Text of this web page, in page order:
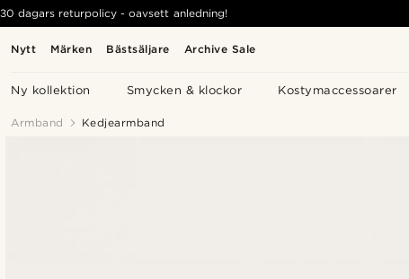
Nytt Märken Bästsäljare Archive Sale
Ny kollektion Smycken & klockor Kostymaccessoarer
30 dagars returpolicy - oavsett anledning!
Armband Kedjearmband